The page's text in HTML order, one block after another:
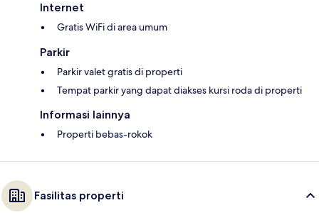
Internet
Gratis WiFi di area umum
Parkir
Parkir valet gratis di properti
Tempat parkir yang dapat diakses kursi roda di properti
Informasi lainnya
Properti bebas-rokok
Fasilitas properti